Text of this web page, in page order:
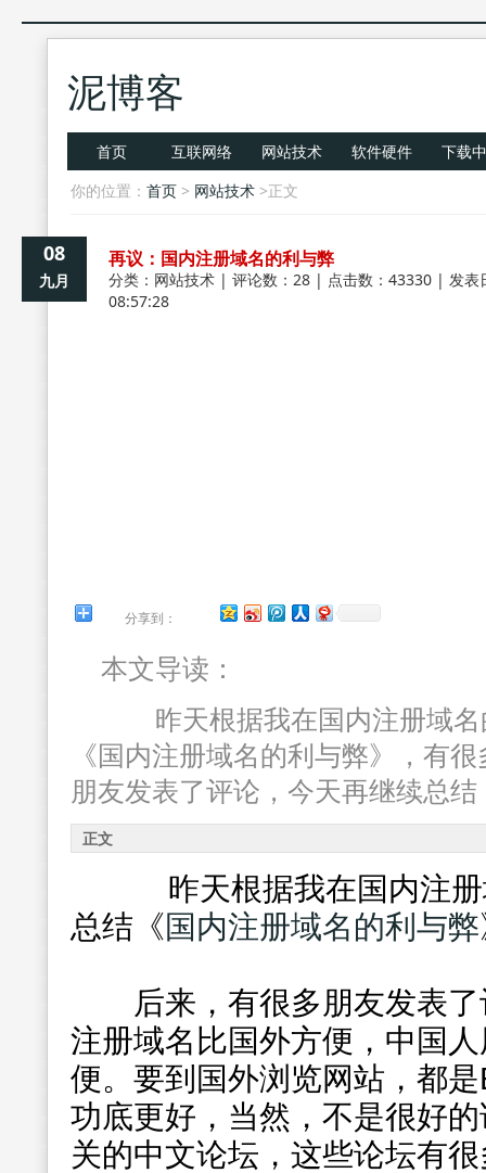
泥博客
首页 互联网络 网站技术 软件硬件
下载
你的位置： 首页 > 网站技术 >正文
08
九月
再议：国内注册域名的利与弊
分类： 网站技术 | 评论数：28 | 点击数：43330 | 发表
08:57:28
分享到：
本文导读：
昨天根据我在国内注册域名
《国内注册域名的利与弊》，有
朋友发表了评论，今天再继续总结
正文
昨天根据我在国内注册
总结《国内注册域名的利与弊
后来，有很多朋友发表了
注册域名比国外方便，中国
便。要到国外浏览网站，都
功底更好，当然，不是很好
关的中文论坛，这些论坛有